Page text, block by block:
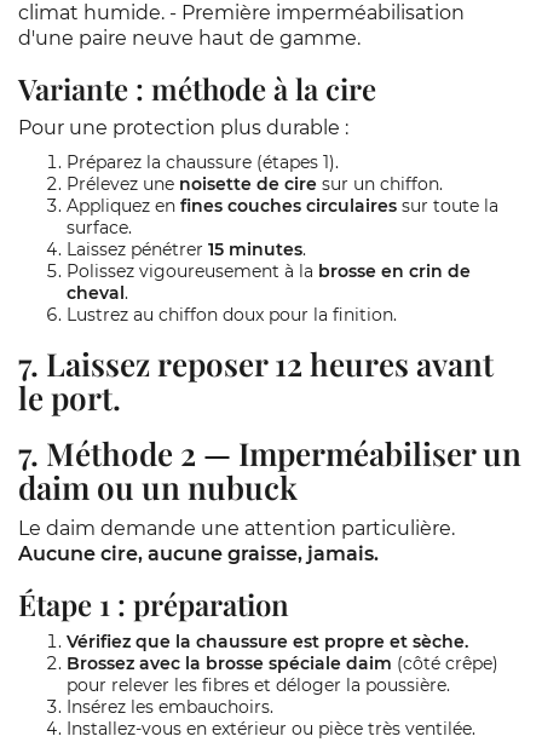
climat humide. - Première imperméabilisation
d'une paire neuve haut de gamme.
Variante : méthode à la cire
Pour une protection plus durable :
Préparez la chaussure (étapes 1).
Prélevez une noisette de cire sur un chiffon.
Appliquez en fines couches circulaires sur toute la
surface.
Laissez pénétrer 15 minutes.
Polissez vigoureusement à la brosse en crin de
cheval.
Lustrez au chiffon doux pour la finition.
7. Laissez reposer12 heures avant
le port.
7. Méthode 2 — Imperméabiliser un
daim ou un nubuck
Le daim demande une attention particulière.
Aucune cire, aucune graisse, jamais.
Étape 1 : préparation
Vérifiez que la chaussure est propre et sèche.
Brossez avec la brosse spéciale daim (côté crêpe)
pour relever les fibres et déloger la poussière.
Insérez les embauchoirs.
Installez-vous en extérieur ou pièce très ventilée.